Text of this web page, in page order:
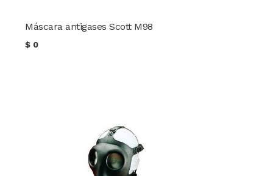
Máscara antigases Scott M98
$ 0